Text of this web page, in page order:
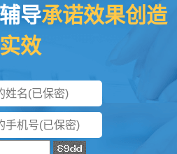
导承诺效果创造
实效